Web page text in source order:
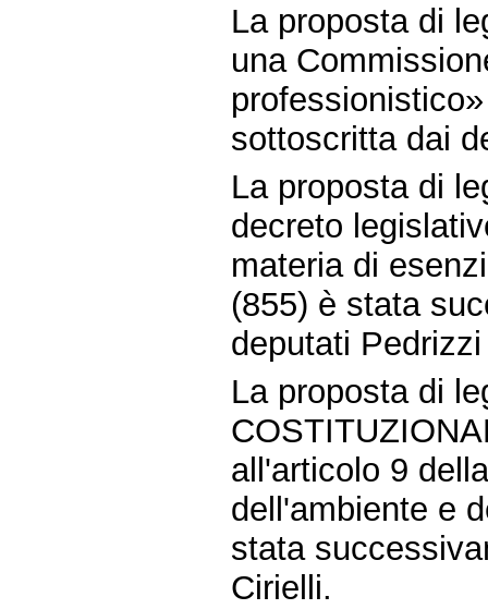
La proposta di
una
sottoscritta dai
La proposta di
decreto
materia di
(855) è stata
deputati
La proposta di
all'articolo 9
dell'ambiente e
stata
Cirielli.